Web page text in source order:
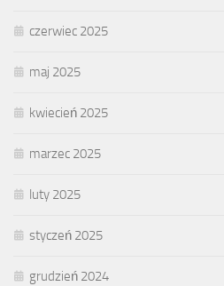
czerwiec 2025
maj 2025
kwiecień 2025
marzec 2025
luty 2025
styczeń 2025
grudzień 2024